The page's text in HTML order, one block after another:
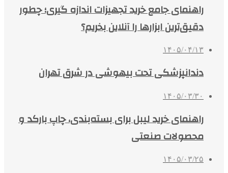
راهنمای جامع خرید تجهیزات اندازه گیری؛ چطور
دقیق‌ترین ابزارها را آنلاین بخریم؟
۱۴۰۵/۰۴/۱۳
دندانپزشکی تحت بیهوشی در شرق تهران
۱۴۰۵/۰۳/۳۰
راهنمای خرید لیبل برای بسته‌بندی، چاپ بارکد و
محصولات صنعتی
۱۴۰۵/۰۳/۲۵